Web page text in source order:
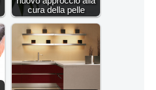
cura della pelle